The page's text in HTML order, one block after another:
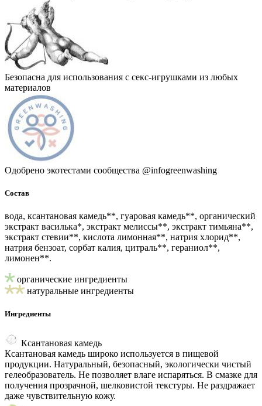
Безопасна для использования с секс-игрушками из любых
материалов
Одобрено экотестами сообщества @infogreenwashing
Состав
вода, ксантановая камедь**, гуаровая камедь**, органический
экстракт василька*, экстракт мелиссы**, экстракт тимьяна**,
экстракт стевии**, кислота лимонная**, натрия хлорид**,
натрия бензоат, cорбат калия, цитраль**, гераниол**,
лимонен**.
органические ингредиенты
натуральные ингредиенты
Ингредиенты
Ксантановая камедь
Ксантановая камедь широко используется в пищевой
продукции. Натуральный, безопасный, экологически чистый
гелеобразователь. Не позволяет влаге испаряться. В смазке для
получения прозрачной, шелковистой текстуры. Не раздражает
даже чувствительную кожу.